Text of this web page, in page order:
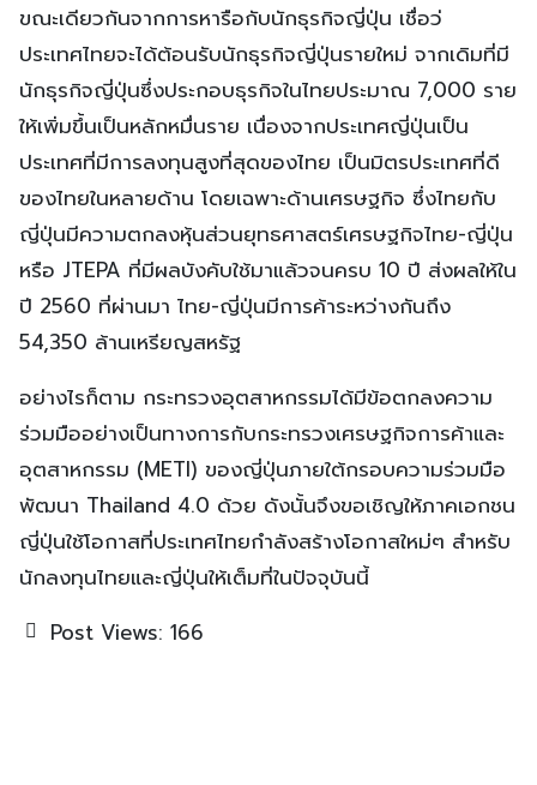
ขณะเดียวกันจากการหารือกับนักธุรกิจญี่ปุ่น เชื่อว่
ประเทศไทยจะได้ต้อนรับนักธุรกิจญี่ปุ่นรายใหม่ จากเดิมที่มี
นักธุรกิจญี่ปุ่นซึ่งประกอบธุรกิจในไทยประมาณ 7,000 ราย
ให้เพิ่มขึ้นเป็นหลักหมื่นราย เนื่องจากประเทศญี่ปุ่นเป็น
ประเทศที่มีการลงทุนสูงที่สุดของไทย เป็นมิตรประเทศที่ดี
ของไทยในหลายด้าน โดยเฉพาะด้านเศรษฐกิจ ซึ่งไทยกับ
ญี่ปุ่นมีความตกลงหุ้นส่วนยุทธศาสตร์เศรษฐกิจไทย-ญี่ปุ่น
หรือ JTEPA ที่มีผลบังคับใช้มาแล้วจนครบ 10 ปี ส่งผลให้ใน
ปี 2560 ที่ผ่านมา ไทย-ญี่ปุ่นมีการค้าระหว่างกันถึง
54,350 ล้านเหรียญสหรัฐ
อย่างไรก็ตาม กระทรวงอุตสาหกรรมได้มีข้อตกลงความ
ร่วมมืออย่างเป็นทางการกับกระทรวงเศรษฐกิจการค้าและ
อุตสาหกรรม (METI) ของญี่ปุ่นภายใต้กรอบความร่วมมือ
พัฒนา Thailand 4.0 ด้วย ดังนั้นจึงขอเชิญให้ภาคเอกชน
ญี่ปุ่นใช้โอกาสที่ประเทศไทยกำลังสร้างโอกาสใหม่ๆ สำหรับ
นักลงทุนไทยและญี่ปุ่นให้เต็มที่ในปัจจุบันนี้
Post Views: 166